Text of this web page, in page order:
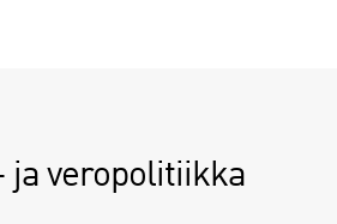
ja veropolitiikka